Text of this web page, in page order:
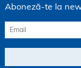
Aboneză-te la